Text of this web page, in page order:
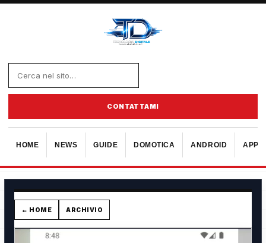
CONTATTAMI
HOME NEWS GUIDE DOMOTICA ANDROID
← HOME ARCHIVIO